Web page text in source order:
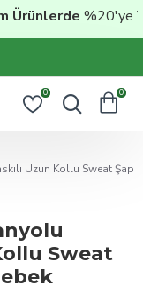
Ürünlerde%20'ye
0 0
Uzun Kollu Sweat Şap
Sweat